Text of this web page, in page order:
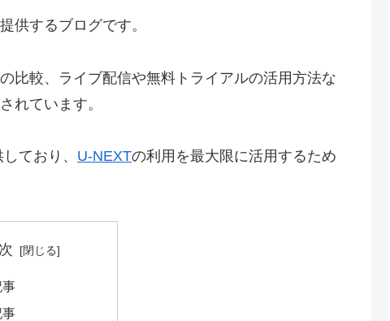
供するブログです。
比較、ライブ配信や無料トライアルの活用方法な
れています。
ており、 U-NEXTの利用を最大限に活用するため
事